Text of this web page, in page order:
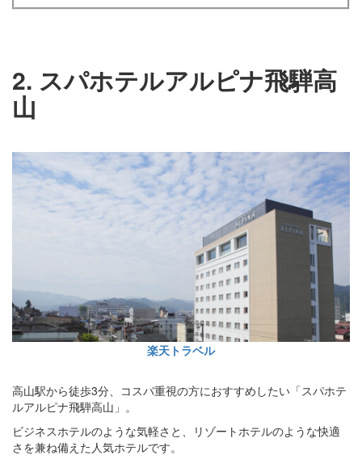
2. スパホテルアルピナ飛騨高
山
楽天トラベル
高山駅から徒歩3分、コスパ重視の方におすすめしたい「スパホテ
ルアルピナ飛騨高山」。
ビジネスホテルのような気軽さと、リゾートホテルのような快適
さを兼ね備えた人気ホテルです。